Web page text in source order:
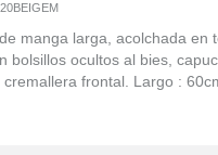
manga larga, acolchada en
bolsillos ocultos al bies,
frontal. Largo :